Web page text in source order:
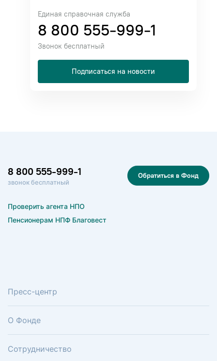
Единая справочная служба
8 800 555-999-1
Звонок бесплатный
Подписаться на новости
8 800 555-999-1
звонок бесплатный
Обратиться в Фонд
Проверить агента НПО
Пенсионерам НПФ Благовест
Пресс-центр
О Фонде
Сотрудничество